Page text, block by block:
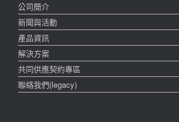
公司簡介
新聞與活動
產品資訊
解決方案
共同供應契約專區
聯絡我們(legacy)